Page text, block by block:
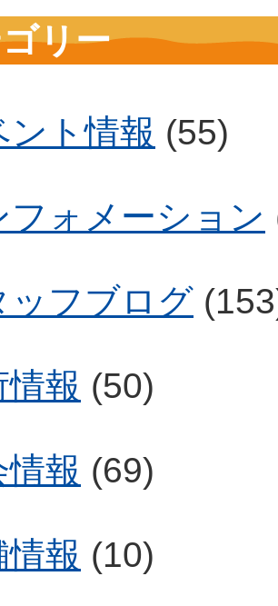
リー
ント情報 (55)
フォメーション
ッフブログ
情報 (50)
情報 (69)
情報 (10)